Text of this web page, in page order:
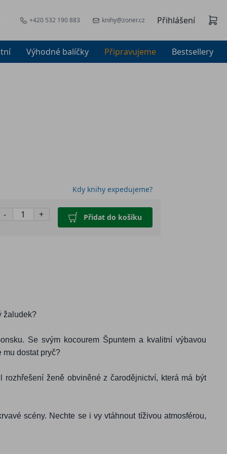
+420 532 190 883 knihy@zoner.cz Přihlášení
Výhodné balíčky Připravujeme Bestsellery
Kdy knihy expedujeme?
- + Přidat do košíku
žaludek?
Se svým kocourem Špuntem a kvalitní výbavou
dostat pryč?
ženě obviněné z čarodějnictví, která má být
scény. Nechte se i vy vtáhnout tíživou atmosférou,